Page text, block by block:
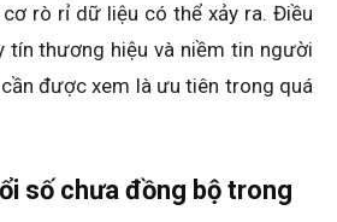
rò rỉ dữ liệu có thể xảy ra. Điều
tín thương hiệu và niềm tin người
được xem là ưu tiên trong quá
số chưa đồng bộ trong